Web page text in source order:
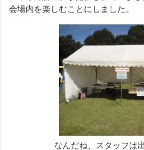
会場内を楽しむことにしました。
なんだね、スタッフは